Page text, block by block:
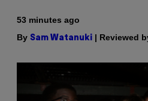
53 minutes ago
By Sam Watanuki | Reviewed